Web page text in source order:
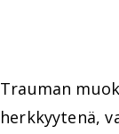
Trauman
herkkyytenä,